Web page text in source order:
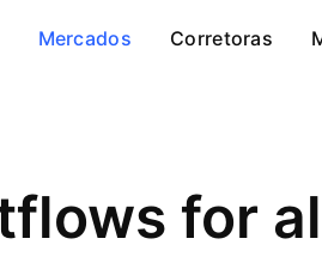
Mercados Corretoras